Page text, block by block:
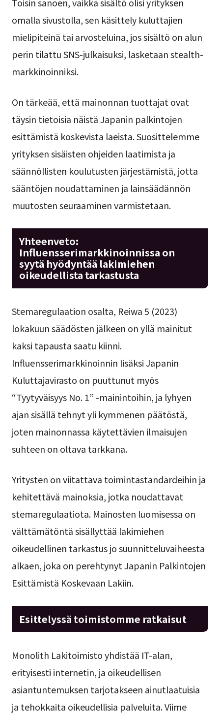
omalla sivustolla, sen käsittely kuluttajien
mielipiteinä tai arvosteluina, jos sisältö on alun
perin tilattu SNS-julkaisuksi, lasketaan stealth-
markkinoinniksi.
On tärkeää, että mainonnan tuottajat ovat
täysin tietoisia näistä Japanin palkintojen
esittämistä koskevista laeista. Suosittelemme
yrityksen sisäisten ohjeiden laatimista ja
säännöllisten koulutusten järjestämistä, jotta
sääntöjen noudattaminen ja lainsäädännön
muutosten seuraaminen varmistetaan.
Yhteenveto:
Influensserimarkkinoinnissa on
syytä hyödyntää lakimiehen
oikeudellista tarkastusta
Stemaregulaation osalta, Reiwa 5 (2023)
lokakuun säädösten jälkeen on yllä mainitut
kaksi tapausta saatu kiinni.
Influensserimarkkinoinnin lisäksi Japanin
Kuluttajavirasto on puuttunut myös
“Tyytyväisyys No. 1” -mainintoihin, ja lyhyen
ajan sisällä tehnyt yli kymmenen päätöstä,
joten mainonnassa käytettävien ilmaisujen
suhteen on oltava tarkkana.
Yritysten on viitattava toimintastandardeihin ja
kehitettävä mainoksia, jotka noudattavat
stemaregulaatiota. Mainosten luomisessa on
välttämätöntä sisällyttää lakimiehen
oikeudellinen tarkastus jo suunnitteluvaiheesta
alkaen, joka on perehtynyt Japanin Palkintojen
Esittämistä Koskevaan Lakiin.
Esittelyssä toimistomme ratkaisut
Monolith Lakitoimisto yhdistää IT-alan,
erityisesti internetin, ja oikeudellisen
asiantuntemuksen tarjotakseen ainutlaatuisia
ja tehokkaita oikeudellisia palveluita. Viime